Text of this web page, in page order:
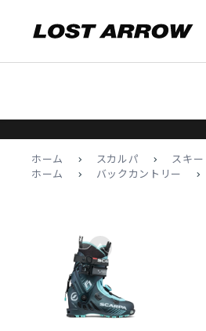
ホーム > スカルパ > スキー
ホーム
> バックカントリー >